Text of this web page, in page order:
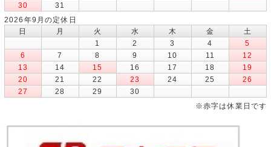
30
31
2026年9月の定休日
日
月 火 水 木 金
土
1
2 3 4
5
6
7 8 9 10 11
12
13
14 15 16 17 18
19
20
21 22 23 24 25
26
27
28 29
30
※赤字は休業日です